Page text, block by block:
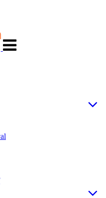
navigasjon